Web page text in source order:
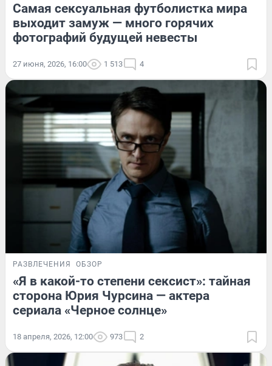
Самая сексуальная футболистка мира
выходит замуж — много горячих
фотографий будущей невесты
27 июня, 2026, 16:00 1 513 4
РАЗВЛЕЧЕНИЯ ОБЗОР
«Я в какой-то степени сексист»: тайная
сторона Юрия Чурсина — актера
сериала «Черное солнце»
18 апреля, 2026, 12:00 973 2